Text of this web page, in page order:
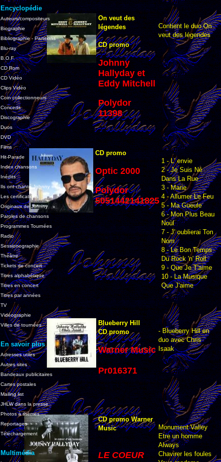
Encyclopédie
Auteurs/compositeurs
Biographie
Bibliographie - Partitions
Blu-ray
B.O.F.
CD Rom
CD Vidéo
Clips Vidéo
Coin collectionneurs
Concerts
Discographie
Duos
DVD
Films
Hit-Parade
Index chansons
Inédits
Ils ont chanté Johnny
Les certifications
Originaux de Johnny
Paroles de chansons
Programmes Tournées
Radio
Sessionographie
Théâtre
Tickets de concert
Titres alphabétique
Titres en concert
Titres par années
TV
Vidéographie
Villes de tournées
En savoir plus
Adresses utiles
Autres sites
Bandeaux publicitaires
Cartes postales
Mailing list
JHLW dans la presse
Photos à thèmes
Reportages
Téléchargement
Multimédia
On veut des
légendes
CD promo
Johnny
Hallyday et
Eddy Mitchell
Polydor
11398
Contient le duo On
veut des légendes
CD promo
Optic 2000
Polydor
5051442141825
1 - L' envie
2 - Je Suis Né
Dans La Rue
3 - Marie
4 - Allumer Le Feu
5 - Ma Gueule
6 - Mon Plus Beau
Noùl
7 - J' oublierai Ton
Nom
8 - Le Bon Temps
Du Rock 'n' Roll
9 - Que Je T'aime
10 - La Musique
Que J'aime
Blueberry Hill
CD promo
Warner Music
Pr016371
- Blueberry Hill en
duo avec Chris
Isaak
CD promo Warner
Music
LE COEUR
Monument Valley
Etre un homme
Always
Chavirer les foules